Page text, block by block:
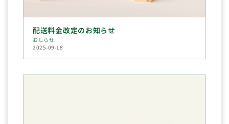
配送料金改定のお知らせ
おしらせ
2025-09-18